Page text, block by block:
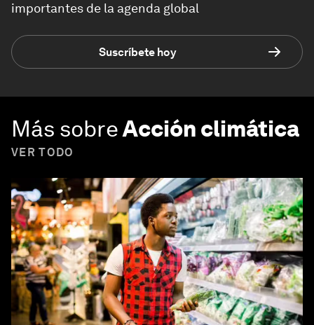
importantes de la agenda global
Suscríbete hoy
Más sobreAcción climática
VER TODO